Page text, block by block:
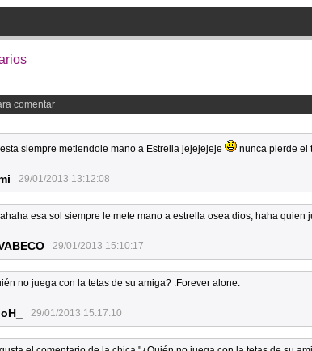
comentar
siempre metiendole mano a Estrella jejejejeje nunca pierde el
29/01/2013 13:12:08
esa sol siempre le mete mano a estrella osea dios, haha quien
29/01/2013 15:10:17
no juega con la tetas de su amiga? :Forever alone:
29/01/2013 15:17:10